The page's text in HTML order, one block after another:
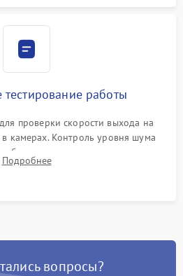
работы
проверки скорости выхода на
камерах. Контроль уровня шума
обмерзания стенок и корректного
автоматической оттайки.
Подробнее
вопросы?